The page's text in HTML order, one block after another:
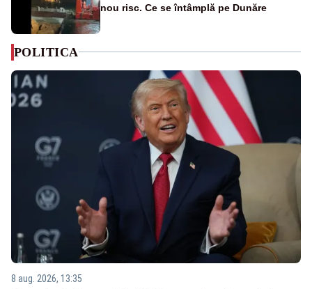
nou risc. Ce se întâmplă pe Dunăre
POLITICA
8 aug. 2026, 13:35